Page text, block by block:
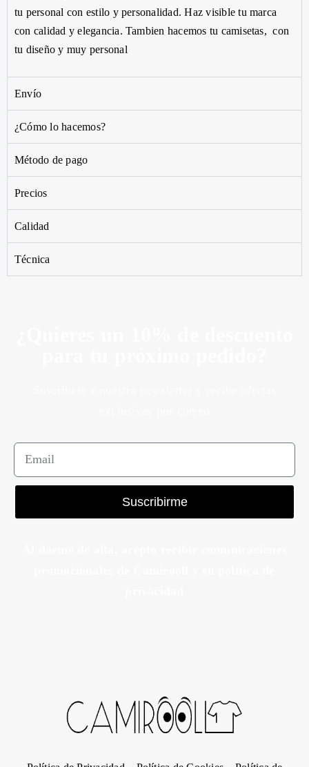
tu personal con estilo y personalidad.Haz visible tu marca
con calidad y elegancia. Tambien hacemos tu camisetas, con
tu diseño y muy personal
Envío
¿Cómo lo hacemos?
Método de pago
Precios
Calidad
Técnica
Suscribirme